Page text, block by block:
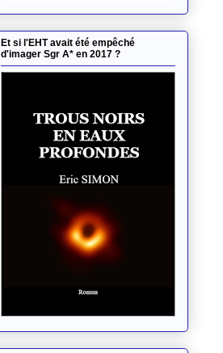
Et si l'EHT avait été empêché
d'imager Sgr A* en 2017 ?